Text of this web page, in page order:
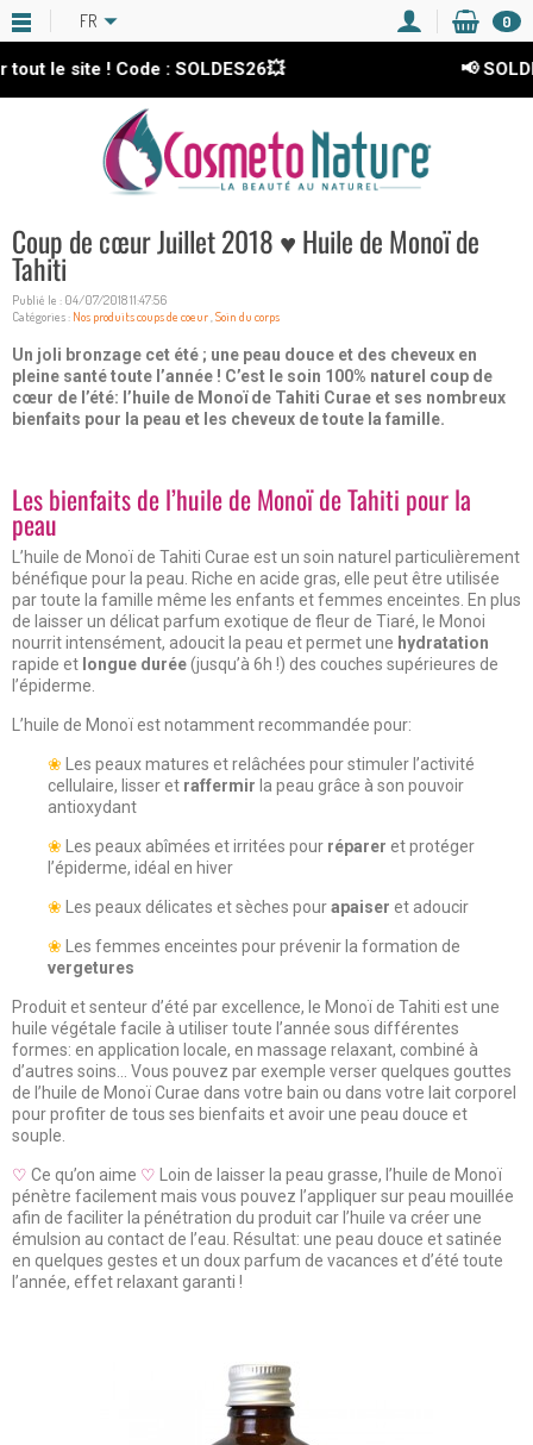
le site ! Code : SOLDES26💥 📢 SOLDES
FR 0
Coup de cœur Juillet 2018 ♥ Huile de Monoï de
Tahiti
Publié le : 04/07/2018 11:47:56
Catégories : Nos produits coups de coeur,Soin du corps
Un joli bronzage cet été ; une peau douce et des cheveux en
pleine santé toute l’année ! C’est le soin 100% naturel coup de
cœur de l’été: l’huile de Monoï de Tahiti Curae et ses nombreux
bienfaits pour la peau et les cheveux de toute la famille.
Les bienfaits de l’huile de Monoï de Tahiti pour la
peau
L’huile de Monoï de Tahiti Curae est un soin naturel particulièrement
bénéfique pour la peau. Riche en acide gras, elle peut être utilisée
par toute la famille même les enfants et femmes enceintes. En plus
de laisser un délicat parfum exotique de fleur de Tiaré, le Monoi
nourrit intensément, adoucit la peau et permet une hydratation
rapide et longue durée(jusqu’à 6h !) des couches supérieures de
l’épiderme.
L’huile de Monoï est notamment recommandée pour:
❀ Les peaux matures et relâchées pour stimuler l’activité
cellulaire, lisser et raffermir la peau grâce à son pouvoir
antioxydant
❀ Les peaux abîmées et irritées pour réparer et protéger
l’épiderme, idéal en hiver
❀ Les peaux délicates et sèches pourapaiser et adoucir
❀ Les femmes enceintes pour prévenir la formation de
vergetures
Produit et senteur d’été par excellence, le Monoï de Tahiti est une
huile végétale facile à utiliser toute l’année sous différentes
formes: en application locale, en massage relaxant, combiné à
d’autres soins... Vous pouvez par exemple verser quelques gouttes
de l’huile de Monoï Curae dans votre bain ou dans votre lait corporel
pour profiter de tous ses bienfaits et avoir une peau douce et
souple.
♡ Ce qu’on aime ♡ Loin de laisser la peau grasse, l’huile de Monoï
pénètre facilement mais vous pouvez l’appliquer sur peau mouillée
afin de faciliter la pénétration du produit car l’huile va créer une
émulsion au contact de l’eau. Résultat: une peau douce et satinée
en quelques gestes et un doux parfum de vacances et d’été toute
l’année, effet relaxant garanti !